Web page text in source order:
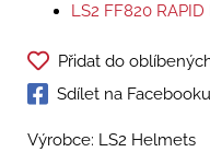
LS2 FF820
Přidat do
Sdílet na Facebooku
Výrobce: LS2 Helmets